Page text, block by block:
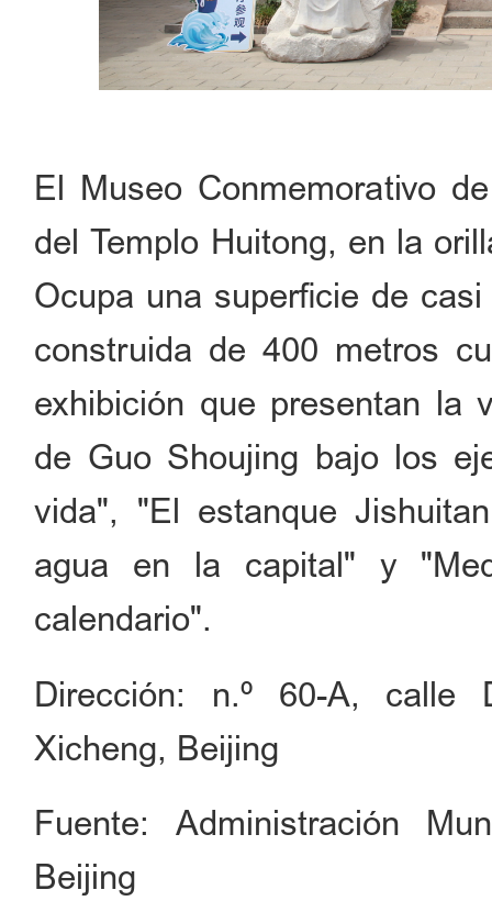
El Museo Conmemorativo
del Templo Huitong, en la
Ocupa una superficie de
construida de 400 metros
exhibición que presentan la
de Guo Shoujing bajo los
vida", "El estanque
agua en la capital" y
calendario".
Dirección: n.º 60-A, calle
Xicheng, Beijing
Fuente: Administración
Beijing